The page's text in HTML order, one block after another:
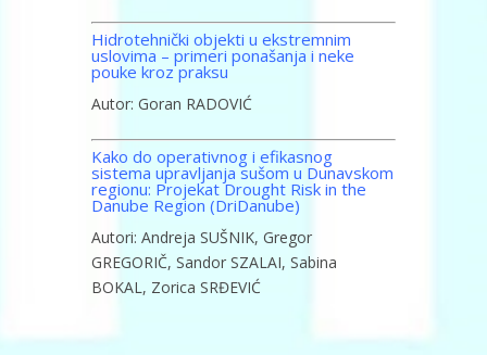
Hidrotehnički objekti u ekstremnim
uslovima – primeri ponašanja i neke
pouke kroz praksu
Autor: Goran RADOVIĆ
Kako do operativnog i efikasnog
sistema upravljanja sušom u Dunavskom
regionu: Projekat Drought Risk in the
Danube Region (DriDanube)
Autori: Andreja SUŠNIK, Gregor
GREGORIČ, Sandor SZALAI, Sabina
BOKAL, Zorica SRĐEVIĆ